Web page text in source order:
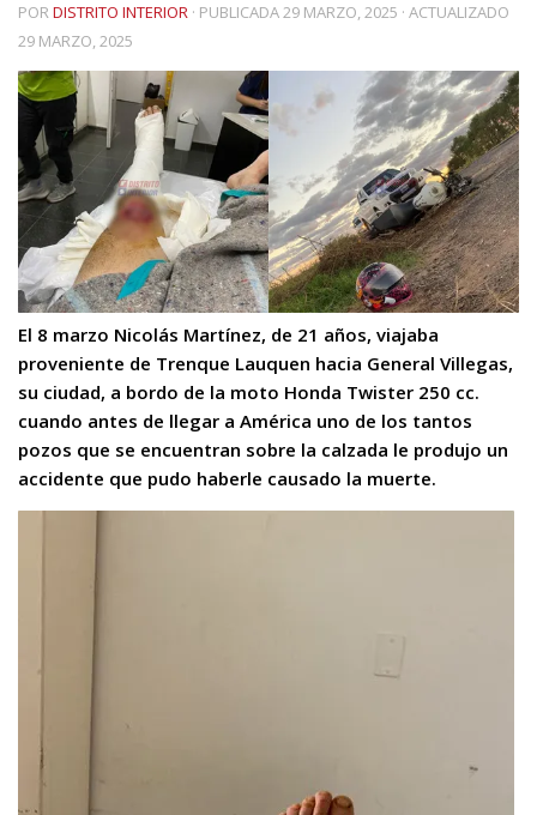
PORDISTRITO INTERIOR · PUBLICADA29 MARZO, 2025 · ACTUALIZADO
29 MARZO, 2025
El 8 marzo Nicolás Martínez, de 21 años, viajaba
proveniente de Trenque Lauquen hacia General Villegas,
su ciudad, a bordo de la moto Honda Twister 250 cc.
cuando antes de llegar a América uno de los tantos
pozos que se encuentran sobre la calzada le produjo un
accidente que pudo haberle causado la muerte.